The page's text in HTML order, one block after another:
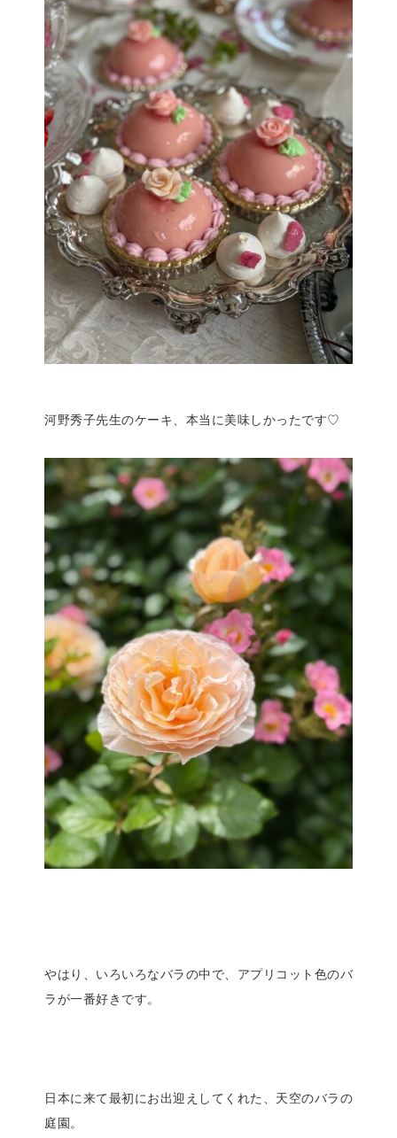
河野秀子先生のケーキ、本当に美味しかったです♡
やはり、いろいろなバラの中で、アプリコット色のバ
ラが一番好きです。
日本に来て最初にお出迎えしてくれた、天空のバラの
庭園。